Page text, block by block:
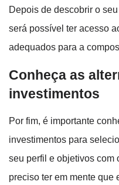
Depois de descobrir o
será possível ter acesso
adequados para a
Conheça as
investimentos
Por fim, é importante
investimentos para
seu perfil e objetivos com
preciso ter em mente que